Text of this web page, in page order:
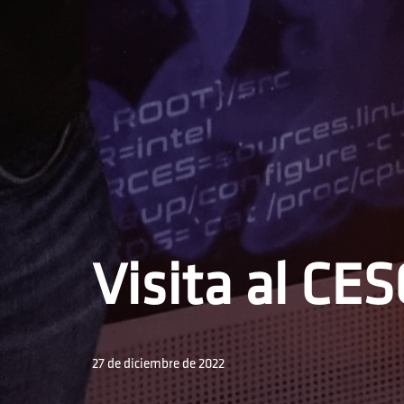
Visita al
27 de diciembre de 2022